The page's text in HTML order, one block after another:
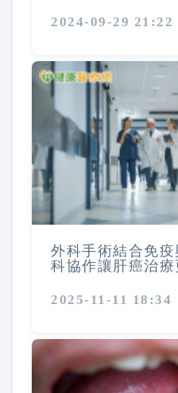
2024-09-29 21:22
外科手術結合免
科協作讓肝癌治療
2025-11-11 18:34